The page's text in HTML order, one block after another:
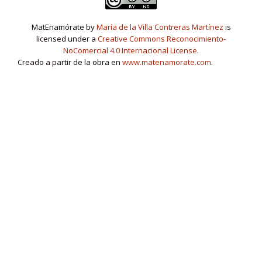
MatEnamórate byMaría de la Villa Contreras Martínez is
licensed under a Creative Commons Reconocimiento-
NoComercial 4.0 Internacional License.
Creado a partir de la obra en www.matenamorate.com.